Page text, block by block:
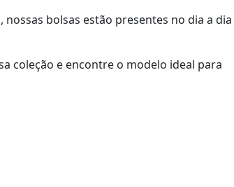
bolsas estão presentes no dia a dia
coleção e encontre o modelo ideal para